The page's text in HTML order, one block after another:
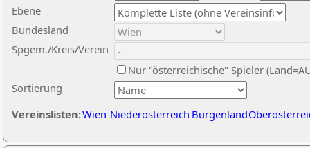
Ebene
Sortierung
Bundesland
Spgem./Kreis/Verein
Nur "österreichische" Spieler
Vereinslisten:Wien Niederösterreich Burgenland